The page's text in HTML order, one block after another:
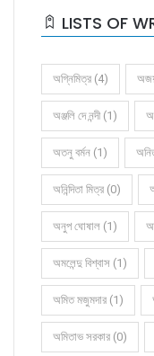
LISTS OF
অগ্নিমিত্র (4)
অঞ্জলি দে নন্দী (1)
অতনু বর্মন (1)
অনিন্দিতা মিত্র (0)
অনুপ ঘোষাল (1)
অমলেন্দু বিশ্বাস (1)
অমিত মজুমদার (1)
অমিতাভ সরকার (0)